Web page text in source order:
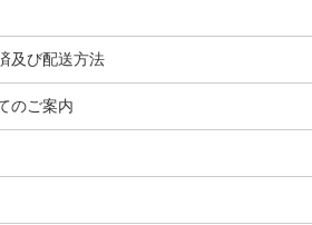
及び配送方法
のご案内